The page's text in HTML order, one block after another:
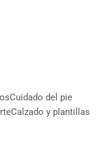
Cuidado del pie
Calzado y plantillas